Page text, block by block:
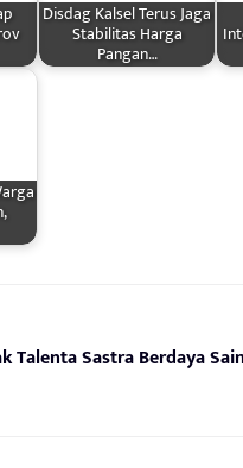
Disdag Kalsel Terus Jaga
Stabilitas Harga
Pangan…
Talenta Sastra Berdaya